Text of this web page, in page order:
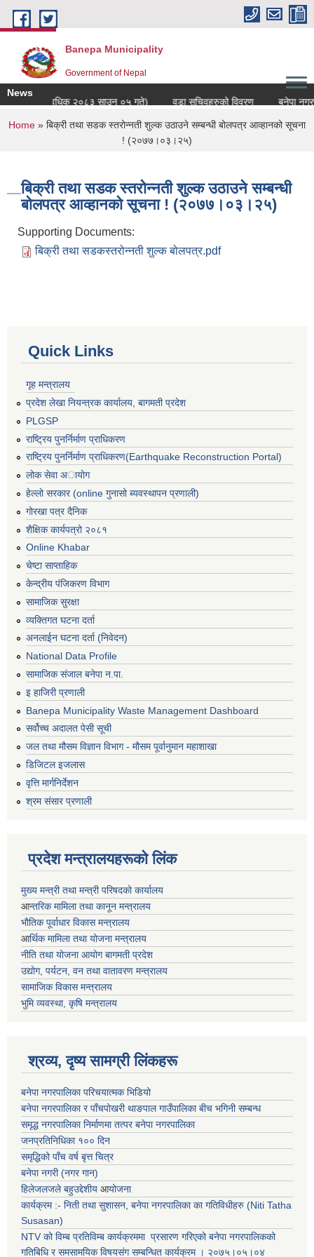
Skip to main content
Banepa Municipality
Government of Nepal
News
विवरण (अद्यावधिक २०८३ साउन ०५ गते)
वडा सचिवहरुको विवरण बनेपा
You are here
Home » बिक्री तथा सडक स्तरोन्नती शुल्क उठाउने सम्बन्धी बोलपत्र आव्हानको सूचना
! (२०७७।०३।२५)
बिक्री तथा सडक स्तरोन्नती शुल्क उठाउने सम्बन्धी
बोलपत्र आव्हानको सूचना ! (२०७७।०३।२५)
Supporting Documents:
बिक्री तथा सडकस्तरोन्नती शुल्क बोलपत्र.pdf
Quick Links
गृह मन्त्रालय
प्रदेश लेखा नियन्त्रक कार्यालय, बागमती प्रदेश
PLGSP
राष्ट्रिय पुनर्निर्माण प्राधिकरण
राष्ट्रिय पुनर्निर्माण प्राधिकरण(Earthquake Reconstruction Portal)
लोक सेवा अायोग
हेल्लो सरकार (online गुनासो ब्यवस्थापन प्रणाली)
गोरखा पत्र दैनिक
शैक्षिक कार्यपत्रो २०८१
Online Khabar
चेष्टा साप्ताहिक
केन्द्रीय पंजिकरण विभाग
सामाजिक सुरक्षा
व्यक्तिगत घटना दर्ता
अनलाईन घटना दर्ता (निवेदन)
National Data Profile
सामाजिक संजाल बनेपा न.पा.
इ हाजिरी प्रणाली
Banepa Municipality Waste Management Dashboard
सर्वोच्च अदालत पेसी सूची
जल तथा मौसम विज्ञान विभाग - मौसम पूर्वानुमान महाशाखा
डिजिटल इजलास
वृत्ति मार्गनिर्देशन
श्रम संसार प्रणाली
प्रदेश मन्त्रालयहरूको लिंक
मुख्य मन्त्री तथा मन्त्री परिषदको कार्यालय
आन्तरिक मामिला तथा कानून मन्त्रालय
भाैतिक पूर्वाधार विकास मन्त्रालय
आर्थिक मामिला तथा योजना मन्त्रालय
नीति तथा योजना आयोग बागमती प्रदेश
उद्योग, पर्यटन, वन तथा वातावरण मन्त्रालय
सामाजिक विकास मन्त्रालय
भुमि व्यवस्था, कृषि मन्त्रालय
श्रव्य, दृष्य सामग्री लिंकहरू
बनेपा नगरपालिका परिचयात्मक भिडियो
बनेपा नगरपालिका र पाँचपोखरी थाङपाल गाउँपालिका बीच भगिनी सम्बन्ध
समृद्ध नगरपालिका निर्माणमा तत्पर बनेपा नगरपालिका
जनप्रतिनिधिका १०० दिन
समृद्धिको पाँच वर्ष बृत्त चित्र
बनेपा नगरी (नगर गान)
हिलेजलजले बहुउद्देशीय आयोजना
कार्यक्रम :- निती तथा सुशासन, बनेपा नगरपालिका का गतिविधीहरु (Niti Tatha
Susasan)
NTV को विम्ब प्रतिविम्ब कार्यक्रममा प्रसारण गरिएकोबनेपा नगरपालिकको
गतिबिधि र समसामयिक विषयसंग सम्बन्धित कार्यक्रम । २०७५।०५।०४